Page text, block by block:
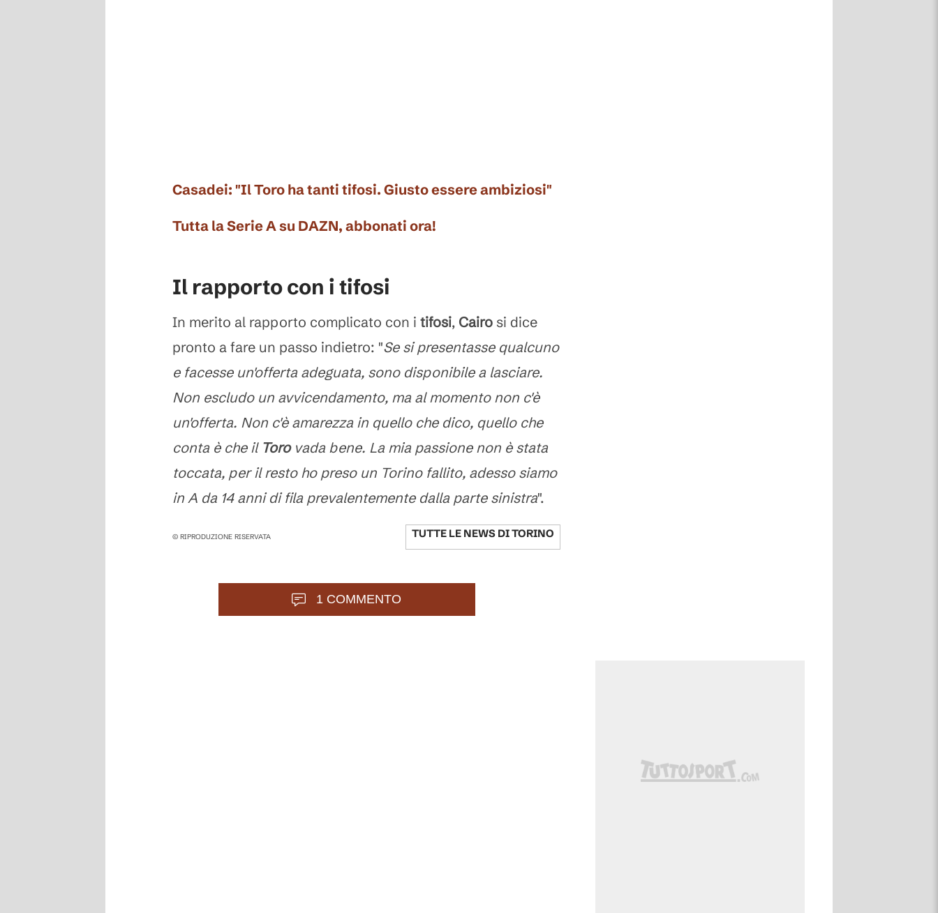
Casadei: "Il Toro ha tanti tifosi. Giusto essere ambiziosi"
Tutta la Serie A su DAZN, abbonati ora!
Il rapporto con i tifosi
In merito al rapporto complicato con i tifosi, Cairo si dice
pronto a fare un passo indietro: "Se si presentasse qualcuno
e facesse un'offerta adeguata, sono disponibile a lasciare.
Non escludo un avvicendamento, ma al momento non c'è
un'offerta. Non c'è amarezza in quello che dico, quello che
conta è che il Torovada bene. La mia passione non è stata
toccata, per il resto ho preso un Torino fallito, adesso siamo
in A da 14 anni di fila prevalentemente dalla parte sinistra".
© RIPRODUZIONE RISERVATA TUTTE LE NEWS DITORINO
1 COMMENTO